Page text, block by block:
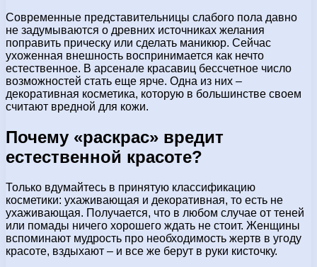
Современные представительницы слабого пола давно
не задумываются о древних источниках желания
поправить прическу или сделать маникюр. Сейчас
ухоженная внешность воспринимается как нечто
естественное. В арсенале красавиц бессчетное число
возможностей стать еще ярче. Одна из них –
декоративная косметика, которую в большинстве своем
считают вредной для кожи.
Почему «раскрас» вредит
естественной красоте?
Только вдумайтесь в принятую классификацию
косметики: ухаживающая и декоративная, то есть не
ухаживающая. Получается, что в любом случае от теней
или помады ничего хорошего ждать не стоит. Женщины
вспоминают мудрость про необходимость жертв в угоду
красоте, вздыхают – и все же берут в руки кисточку.